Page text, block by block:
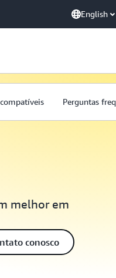
English
Perguntas
melhor em
conosco